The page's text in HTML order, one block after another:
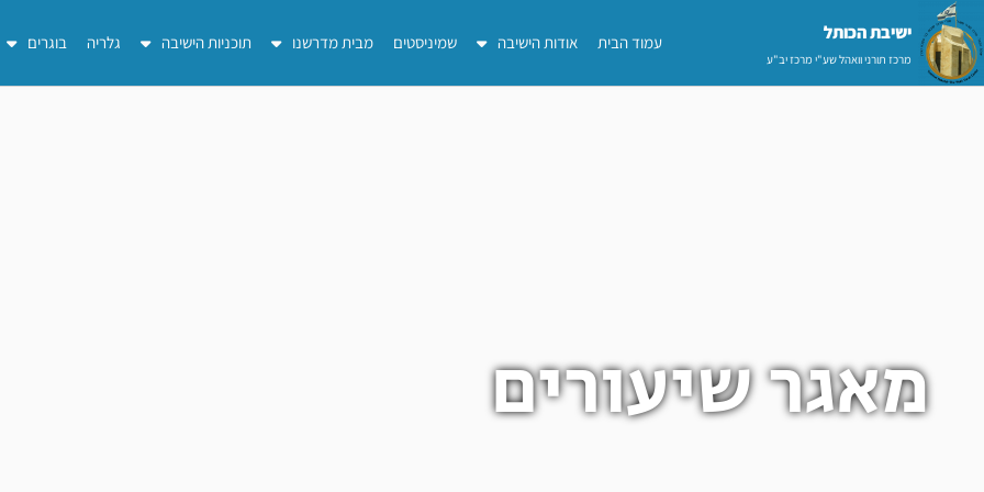
דילוג
לתוכן
ישיבת הכותל​
מרכז תורני וואהל שע"י מרכז יב"ע
עמוד הבית אודות הישיבה שמיניסטים מבית מדרשנו תוכניות הישיבה גלריה בוגרים
מאגר שיעורים